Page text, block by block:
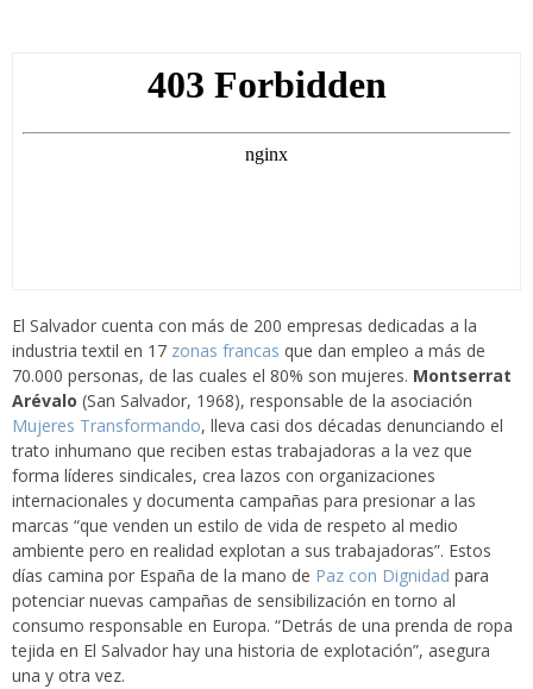
El Salvador cuenta con más de 200 empresas dedicadas a la
industria textil en 17 zonas francas que dan empleo a más de
70.000 personas, de las cuales el 80% son mujeres. Montserrat
Arévalo (San Salvador, 1968), responsable de la asociación
Mujeres Transformando, lleva casi dos décadas denunciando el
trato inhumano que reciben estas trabajadoras a la vez que
forma líderes sindicales, crea lazos con organizaciones
internacionales y documenta campañas para presionar a las
marcas “que venden un estilo de vida de respeto al medio
ambiente pero en realidad explotan a sus trabajadoras”. Estos
días camina por España de la mano de Paz con Dignidad para
potenciar nuevas campañas de sensibilización en torno al
consumo responsable en Europa. “Detrás de una prenda de ropa
tejida en El Salvador hay una historia de explotación”, asegura
una y otra vez.